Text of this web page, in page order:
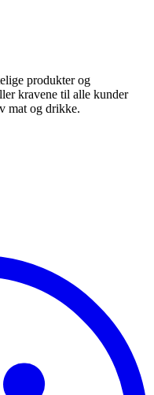
produkter og
kravene til alle kunder
mat og drikke.